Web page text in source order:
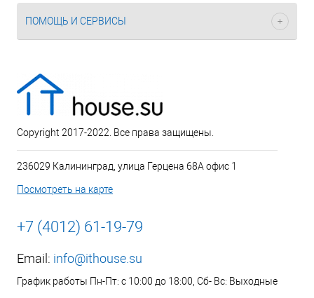
ПОМОЩЬ И СЕРВИСЫ
Copyright 2017-2022. Все права защищены.
236029 Калининград, улица Герцена 68А офис 1
Посмотреть на карте
+7 (4012) 61-19-79
Email: info@ithouse.su
График работы Пн-Пт: с 10:00 до 18:00, Сб- Вс: Выходные